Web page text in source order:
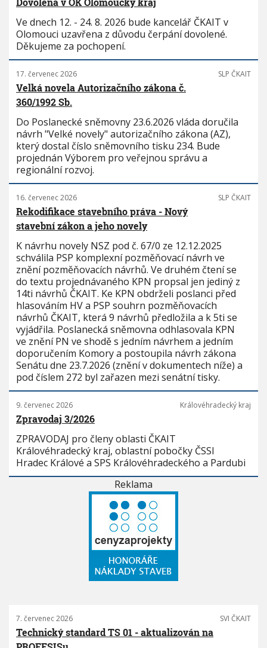
Ve dnech 12. - 24. 8. 2026 bude kancelář ČKAIT v
Olomouci uzavřena z důvodu čerpání dovolené.
Děkujeme za pochopení.
17. červenec 2026 SLP ČKAIT
Velká novela Autorizačního zákona č.
360/1992 Sb.
Do Poslanecké sněmovny 23.6.2026 vláda doručila
návrh "Velké novely" autorizačního zákona (AZ),
který dostal číslo sněmovního tisku 234. Bude
projednán Výborem pro veřejnou správu a
regionální rozvoj.
16. červenec 2026 SLP ČKAIT
Rekodifikace stavebního práva - Nový
stavební zákon a jeho novely
K návrhu novely NSZ pod č. 67/0 ze 12.12.2025
schválila PSP komplexní pozměňovací návrh ve
znění pozměňovacích návrhů. Ve druhém čtení se
do textu projednávaného KPN propsal jen jediný z
14ti návrhů ČKAIT. Ke KPN obdrželi poslanci před
hlasováním HV a PSP souhrn pozměňovacích
návrhů ČKAIT, která 9 návrhů předložila a k 5ti se
vyjádřila. Poslanecká sněmovna odhlasovala KPN
ve znění PN ve shodě s jedním návrhem a jedním
doporučením Komory a postoupila návrh zákona
Senátu dne 23.7.2026 (znění v dokumentech níže) a
pod číslem 272 byl zařazen mezi senátní tisky.
9. červenec 2026 Královéhradecký kraj
Zpravodaj 3/2026
ZPRAVODAJ pro členy oblasti ČKAIT
Královéhradecký kraj, oblastní pobočky ČSSI
Hradec Králové a SPS Královéhradeckého a Pardubi
Reklama
7. červenec 2026 SVI ČKAIT
Technický standard TS 01 - aktualizován na